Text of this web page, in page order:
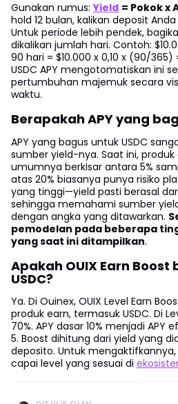
Gunakan rumus:Yield = Pokok x
hold 12 bulan, kalikan deposit
Untuk periode lebih pendek,
dikalikan jumlah hari. Contoh:
90 hari = $10.000 x 0,10 x (90/365)
USDC APY mengotomatiskan ini
pertumbuhan majemuk secara
waktu.
Berapakah APY yang
APY yang bagus untuk USDC
sumber yield-nya. Saat ini,
umumnya berkisar antara 5%
atas 20% biasanya punya risiko
yang tinggi—yield pasti berasal
sehingga memahami sumber
dengan angka yang ditawarkan.
pemodelan pada beberapa
yang saat ini ditampilkan.
Apakah OUIX Earn
USDC?
Ya. Di Ouinex, OUIX Level Earn
produk earn, termasuk USDC. Di
70%. APY dasar 10% menjadi APY
5. Boost dihitung dari yield yang
deposito. Untuk mengaktifkannya,
capai level yang sesuai di